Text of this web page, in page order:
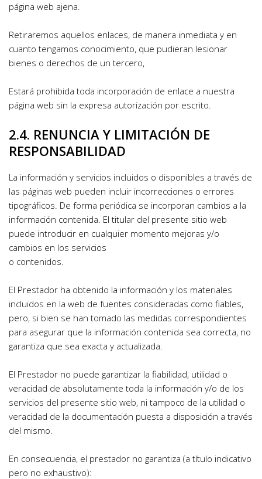
página web ajena.
Retiraremos aquellos enlaces, de manera inmediata y en
cuanto tengamos conocimiento, que pudieran lesionar
bienes o derechos de un tercero,
Estará prohibida toda incorporación de enlace a nuestra
página web sin la expresa autorización por escrito.
2.4. RENUNCIA Y LIMITACIÓN DE
RESPONSABILIDAD
La información y servicios incluidos o disponibles a través de
las páginas web pueden incluir incorrecciones o errores
tipográficos. De forma periódica se incorporan cambios a la
información contenida. El titular del presente sitio web
puede introducir en cualquier momento mejoras y/o
cambios en los servicios
o contenidos.
El Prestador ha obtenido la información y los materiales
incluidos en la web de fuentes consideradas como fiables,
pero, si bien se han tomado las medidas correspondientes
para asegurar que la información contenida sea correcta, no
garantiza que sea exacta y actualizada.
El Prestador no puede garantizar la fiabilidad, utilidad o
veracidad de absolutamente toda la información y/o de los
servicios del presente sitio web, ni tampoco de la utilidad o
veracidad de la documentación puesta a disposición a través
del mismo.
En consecuencia, el prestador no garantiza (a título indicativo
pero no exhaustivo):